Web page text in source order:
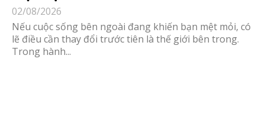
02/08/2026
Nếu cuộc sống bên ngoài đang khiến bạn mệt mỏi, có
lẽ điều cần thay đổi trước tiên là thế giới bên trong.
Trong hành...